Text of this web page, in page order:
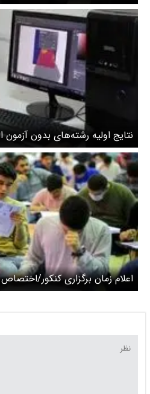
نتایج اولیه رشته‌های بدون آزمون
اعلام زمان برگزاری کنکور/
آسیب دیده در جنگ